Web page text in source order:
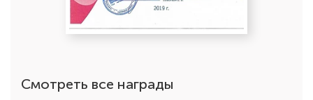
Смотреть все награды